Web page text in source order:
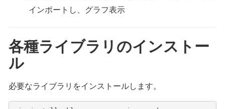
インポートし、グラフ表示
各種ライブラリのインストー
ル
必要なライブラリをインストールします。